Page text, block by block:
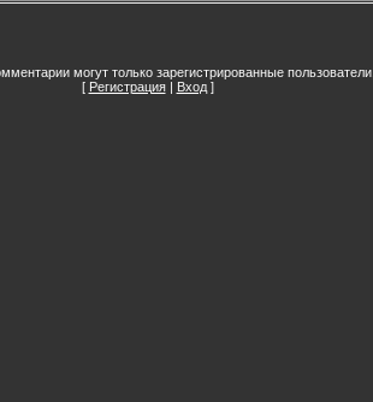
могут только зарегистрированные пользователи.
[ Регистрация| Вход]